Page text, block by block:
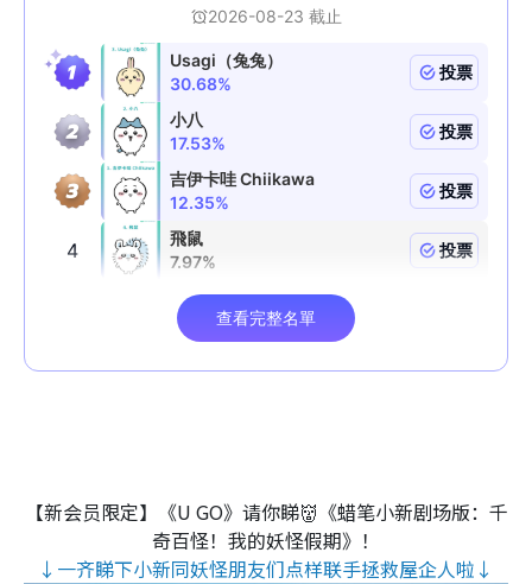
【新会员限定】《U GO》请你睇👹《蜡笔小新剧场版：千
奇百怪！我的妖怪假期》！
↓一齐睇下小新同妖怪朋友们点样联手拯救屋企人啦↓